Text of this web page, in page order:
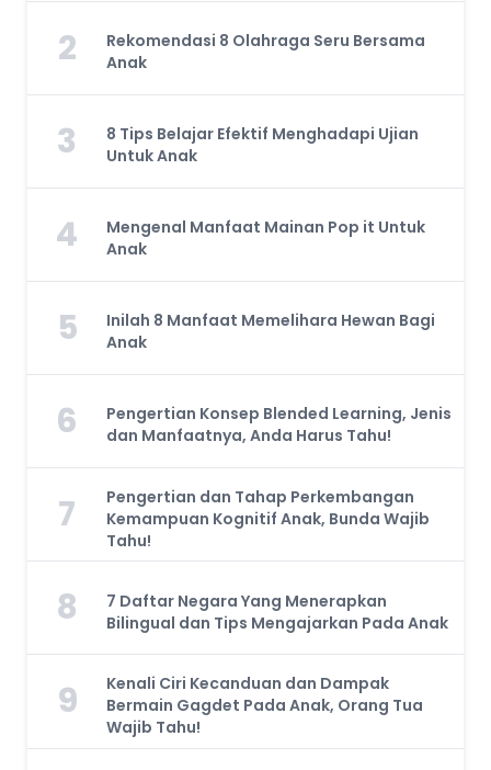
2
Rekomendasi 8 Olahraga Seru Bersama
Anak
3
8 Tips Belajar Efektif Menghadapi Ujian
Untuk Anak
4
Mengenal Manfaat Mainan Pop it Untuk
Anak
5
Inilah 8 Manfaat Memelihara Hewan Bagi
Anak
6
Pengertian Konsep Blended Learning, Jenis
dan Manfaatnya, Anda Harus Tahu!
7
Pengertian dan Tahap Perkembangan
Kemampuan Kognitif Anak, Bunda Wajib
Tahu!
8
7 Daftar Negara Yang Menerapkan
Bilingual dan Tips Mengajarkan Pada Anak
9
Kenali Ciri Kecanduan dan Dampak
Bermain Gagdet Pada Anak, Orang Tua
Wajib Tahu!